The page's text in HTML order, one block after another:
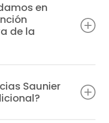
en
de la
para llegar a
de la Cañada lo
Saunier